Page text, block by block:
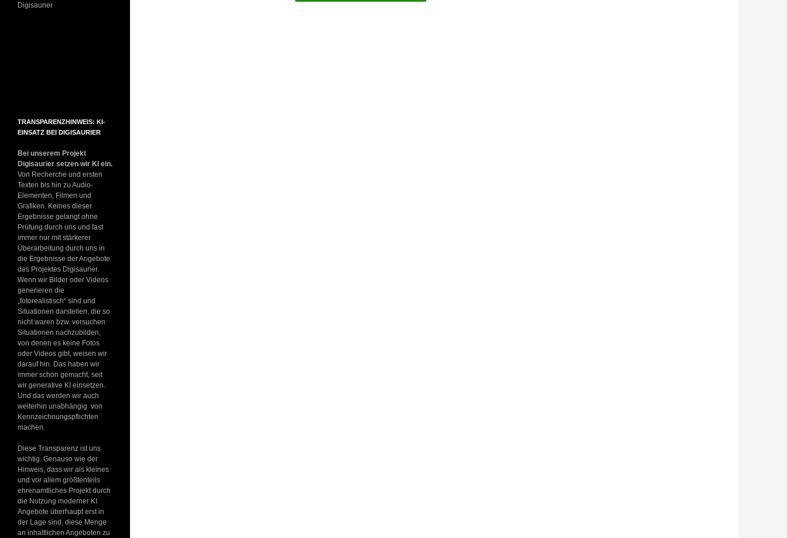
Digisaurier
TRANSPARENZHINWEIS: KI-
EINSATZ BEI DIGISAURIER
Bei unserem Projekt
Digisaurier setzen wir KI ein.
Von Recherche und ersten
Texten bis hin zu Audio-
Elementen, Filmen und
Grafiken. Keines dieser
Ergebnisse gelangt ohne
Prüfung durch uns und fast
immer nur mit stärkerer
Überarbeitung durch uns in
die Ergebnisse der Angebote
des Projektes Digisaurier.
Wenn wir Bilder oder Videos
generieren die
„fotorealistisch“ sind und
Situationen darstellen, die so
nicht waren bzw. versuchen
Situationen nachzubilden,
von denen es keine Fotos
oder Videos gibt, weisen wir
darauf hin. Das haben wir
immer schon gemacht, seit
wir generative KI einsetzen.
Und das werden wir auch
weiterhin unabhängig von
Kennzeichnungspflichten
machen.
Diese Transparenz ist uns
wichtig. Genauso wie der
Hinweis, dass wir als kleines
und vor allem größtenteils
ehrenamtliches Projekt durch
die Nutzung moderner KI
Angebote überhaupt erst in
der Lage sind, diese Menge
an inhaltlichen Angeboten zu